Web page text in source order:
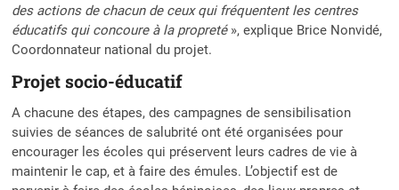
des actions de chacun de ceux qui fréquentent les centres
éducatifs qui concoure à la propreté», explique Brice Nonvidé,
Coordonnateur national du projet.
Projet socio-éducatif
A chacune des étapes, des campagnes de sensibilisation
suivies de séances de salubrité ont été organisées pour
encourager les écoles qui préservent leurs cadres de vie à
maintenir le cap, et à faire des émules. L’objectif est de